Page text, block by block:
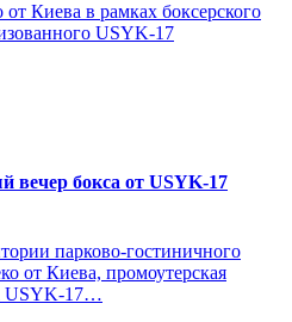
от Киева в рамках боксерского
USYK-17
вечер бокса от USYK-17
парково-гостиничного
от Киева, промоутерская
USYK-17…